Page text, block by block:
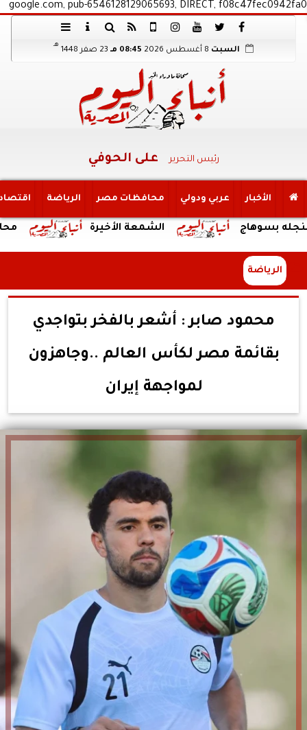
google.com, pub-6546128129065693, DIRECT, f08c47fec0942fa0
السبت 08:45 مـ 23 صفر 1448
هـ
رئيس التحرير على الحوفي
الأخبار عربي ودولي محافظات مصر الرياضة
محافظ الشمعة الأخيرة
الرياضة
محمود صابر : أشعر بالفخر بتواجدي
بقائمة مصر لكأس العالم ..وجاهزون
لمواجهة إيران